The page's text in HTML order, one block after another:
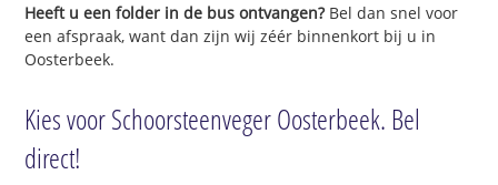
Heeft u een folder in de bus ontvangen?Bel dan snel voor
een afspraak, want dan zijn wij zéér binnenkort bij u in
Oosterbeek.
Kies voor Schoorsteenveger Oosterbeek. Bel
direct!